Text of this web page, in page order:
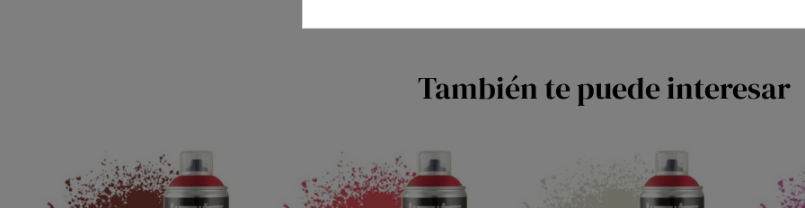
También te puede interesar